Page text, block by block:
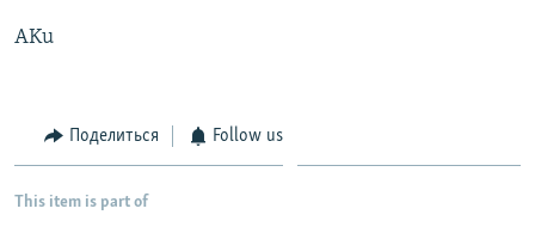
AKu
Поделиться Follow us
This item is part of